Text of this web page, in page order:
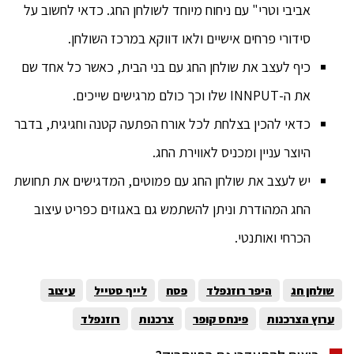
אביבי וטרי" עם ניחוח מיוחד לשולחן החג. כדאי לחשוב על
סידורי פרחים אישיים ולאו דווקא במרכז השולחן.
כיף לעצב את שולחן החג עם בני הבית, כאשר כל אחד שם
את ה-INNPUT שלו וכך כולם מרגישים שייכים.
כדאי להכין בצלחת לכל אורח הפתעה קטנה וחגיגית, בדבר
היוצר עניין ומכניס לאווירת החג.
יש לעצב את שולחן החג עם פמוטים, המדגישים את תחושת
החג המהודרת וניתן להשתמש גם באגוזים כפריט עיצוב
הכרחי ואותנטי.
שולחן חג היפר רוזנפלד פסח לייף סטייל
עיצוב
ערוץ הצרכנות
פינחס קופר צרכנות רוזנפלד